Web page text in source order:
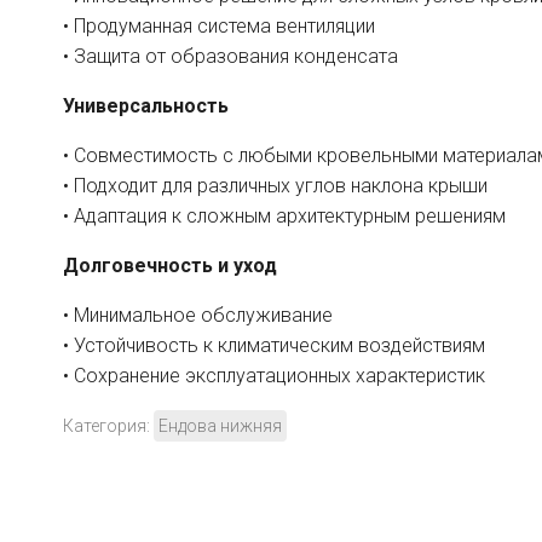
• Продуманная система вентиляции
• Защита от образования конденсата
Универсальность
• Совместимость с любыми кровельными
• Подходит для различных углов наклона крыши
• Адаптация к сложным архитектурным решениям
Долговечность и уход
• Минимальное обслуживание
• Устойчивость к климатическим воздействиям
• Сохранение эксплуатационных характеристик
Категория: Ендова нижняя